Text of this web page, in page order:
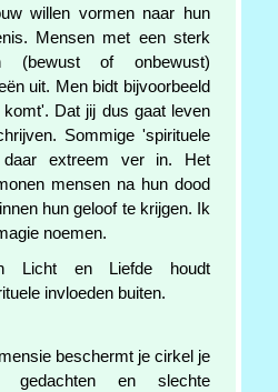
willen vormen naar hun
Mensen met een sterk
(bewust of onbewust)
uit. Men bidt bijvoorbeeld
Dat jij dus gaat leven
Sommige 'spirituele
daar extreem ver in. Het
mensen na hun dood
hun geloof te krijgen. Ik
noemen.
Licht en Liefde houdt
invloeden buiten.
beschermt je cirkel je
gedachten en slechte